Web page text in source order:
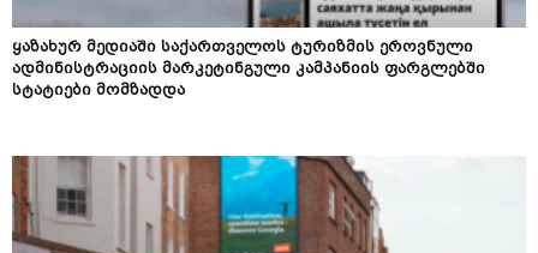
ყაზახურ მედიაში საქართველოს ტურიზმის ეროვნული
ადმინისტრაციის მარკეტინგული კამპანიის ფარგლებში
სტატიები მომზადდა